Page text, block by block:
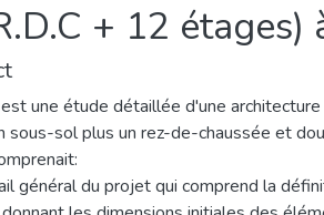
+ 12
une étude détaillée d'une
sous-sol plus un rez-de-chaussée et
général du projet qui comprend la